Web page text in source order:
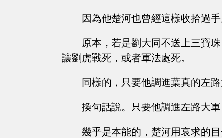
因為他楚河也曾經這樣收拾過
原本，若是劉大同不送上三寶
讓劉虎戰死，或者軍法處死。
同樣的，只要他調進葉真的左
換句話說。只要他調進左路大
幾乎是本能的，楚河用哀求的